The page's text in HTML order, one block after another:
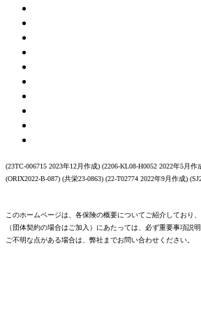
(23TC-006715 2023年12月作成) (2206-KL08-H0052 2022年5月
(ORIX2022-B-087) (共栄23-0863) (22-T02774 2022年9月作成)
このホームページは、各保険の概要についてご紹介しており
（団体契約の場合はご加入）にあたっては、必ず重要事項説
ご不明な点がある場合は、弊社までお問い合わせください。